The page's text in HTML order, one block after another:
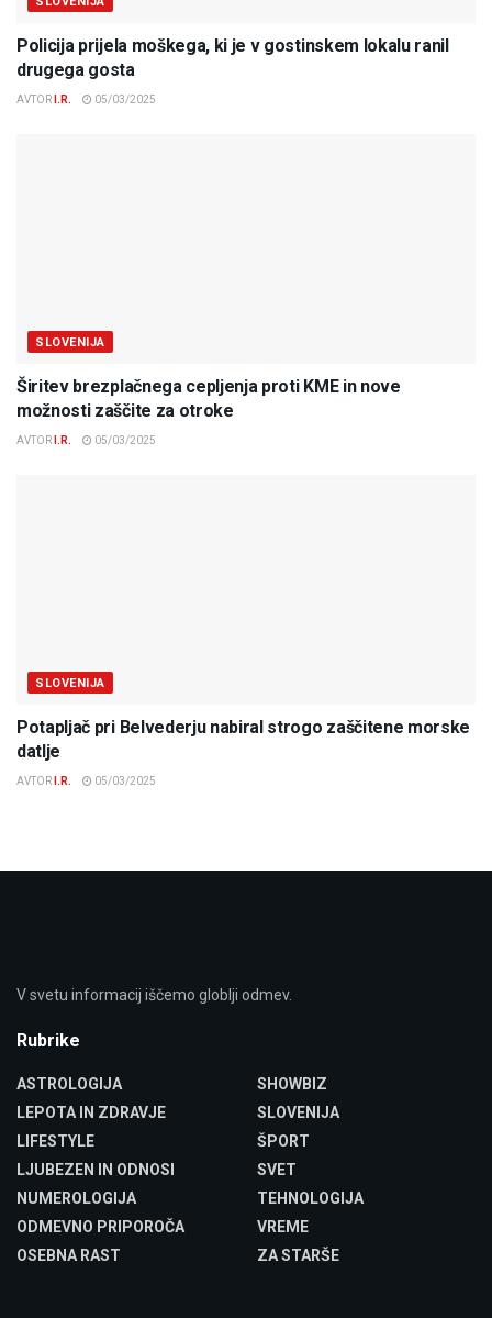
Policija prijela moškega, ki je v gostinskem lokalu ranil
drugega gosta
AVTOR I.R. 05/03/2025
SLOVENIJA
Širitev brezplačnega cepljenja proti KME in nove
možnosti zaščite za otroke
AVTOR I.R. 05/03/2025
SLOVENIJA
Potapljač pri Belvederju nabiral strogo zaščitene morske
datlje
AVTOR I.R. 05/03/2025
V svetu informacij iščemo globlji odmev.
Rubrike
ASTROLOGIJA
LEPOTA IN ZDRAVJE
LIFESTYLE
LJUBEZEN IN ODNOSI
NUMEROLOGIJA
ODMEVNO PRIPOROČA
OSEBNA RAST
SHOWBIZ
SLOVENIJA
ŠPORT
SVET
TEHNOLOGIJA
VREME
ZA STARŠE